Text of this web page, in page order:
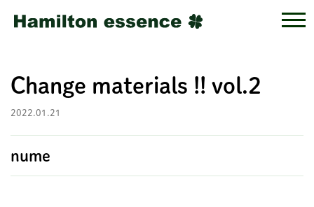
Change materials !! vol.2
2022.01.21
nume